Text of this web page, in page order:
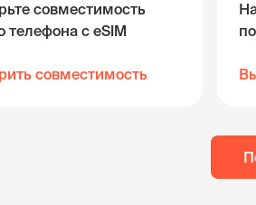
совместимость
телефона с eSIM
совместимость